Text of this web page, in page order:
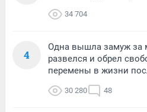
34 704
4
Одна вышла замуж за
развелся и обрел
перемены в жизни
30 280 48